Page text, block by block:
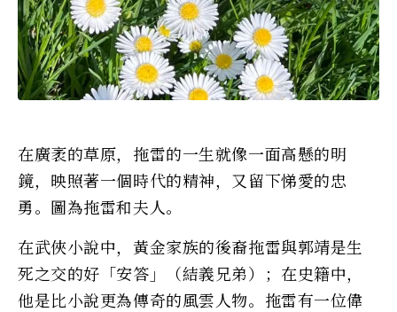
在廣袤的草原，拖雷的一生就像一面高懸的明
鏡，映照著一個時代的精神，又留下悌愛的忠
勇。圖為拖雷和夫人。
在武俠小說中，黃金家族的後裔拖雷與郭靖是生
死之交的好「安答」（結義兄弟）；在史籍中，
他是比小說更為傳奇的風雲人物。拖雷有一位偉